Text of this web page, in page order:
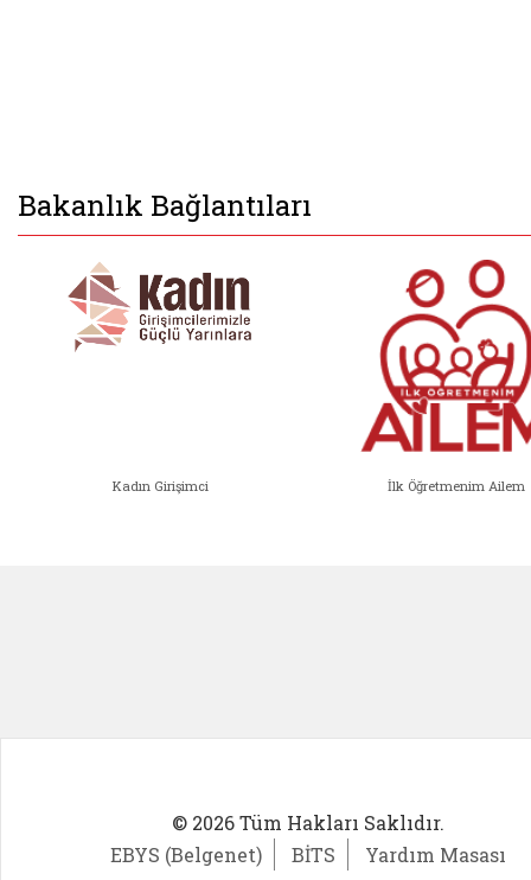
Bakanlık Bağlantıları
Kadın Girişimci İlk Öğretmenim Ailem
© 2026 Tüm Hakları Saklıdır.
EBYS (Belgenet)
BİTS Yardım Masası